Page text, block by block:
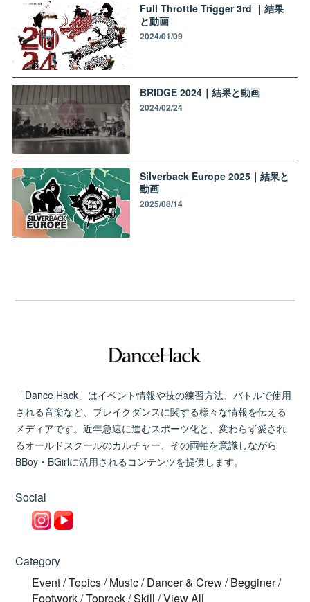
Full Throttle Trigger 3rd ｜結果
と動画
2024/01/09
BRIDGE 2024｜結果と動画
2024/02/24
Silverback Europe 2025｜結果と
動画
2025/08/14
「Dance Hack」はイベント情報や技の練習方法、バトルで使用
される音楽など、ブレイクダンスに関する様々な情報を伝える
メディアです。近年急速に進むスポーツ化と、変わらず愛され
るオールドスクールのカルチャー、その両軸を意識しながら
BBoy・BGirlに活用されるコンテンツを提供します。
Social
Category
Event/Topics/ Music/ Dancer & Crew/ Begginer/
Footwork/Toprock/Skill /View All